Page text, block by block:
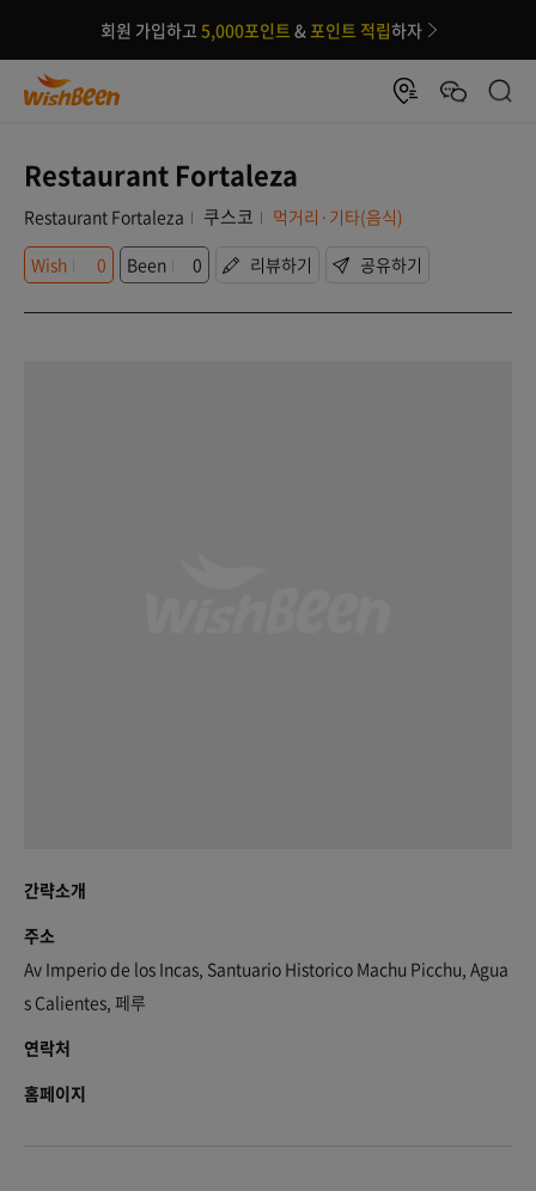
회원 가입하고 5,000포인트 &포인트 적립하자
Restaurant Fortaleza
Restaurant Fortaleza 쿠스코
먹거리·기타(음식)
Wish
0 Been 0 리뷰하기 공유하기
간략소개
주소
Av Imperio de los Incas, Santuario Historico Machu Picchu, Agua
s Calientes, 페루
연락처
홈페이지